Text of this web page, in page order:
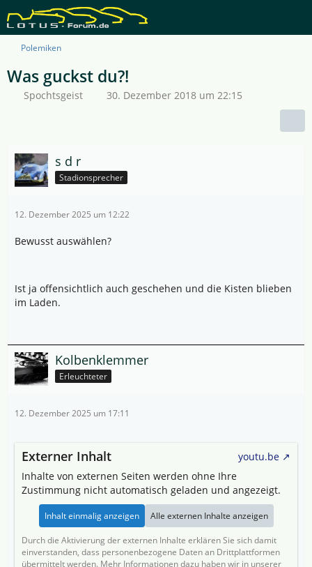
Polemiken
Was guckst du?!
Spochtsgeist 30. Dezember 2018 um 22:15
s d r
Stadionsprecher
12. Dezember 2025 um 12:22
Bewusst auswählen?
Ist ja offensichtlich auch geschehen und die Kisten blieben
im Laden.
Kolbenklemmer
Erleuchteter
12. Dezember 2025 um 17:11
Externer Inhalt
youtu.be
Inhalte von externen Seiten werden ohne Ihre
Zustimmung nicht automatisch geladen und angezeigt.
Inhalt einmalig anzeigen Alle externen Inhalte anzeigen
Durch die Aktivierung der externen Inhalte erklären Sie sich damit
einverstanden, dass personenbezogene Daten an Drittplattformen
übermittelt werden. Mehr Informationen dazu haben wir in unserer